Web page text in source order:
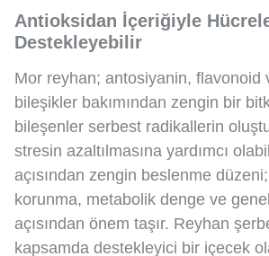
Antioksidan İçeriğiyle
Destekleyebilir
Mor reyhan; antosiyanin, flavonoid
bileşikler bakımından zengin bir
bileşenler serbest radikallerin
stresin azaltılmasına yardımcı
açısından zengin beslenme
korunma, metabolik denge ve
açısından önem taşır. Reyhan
kapsamda destekleyici bir içecek